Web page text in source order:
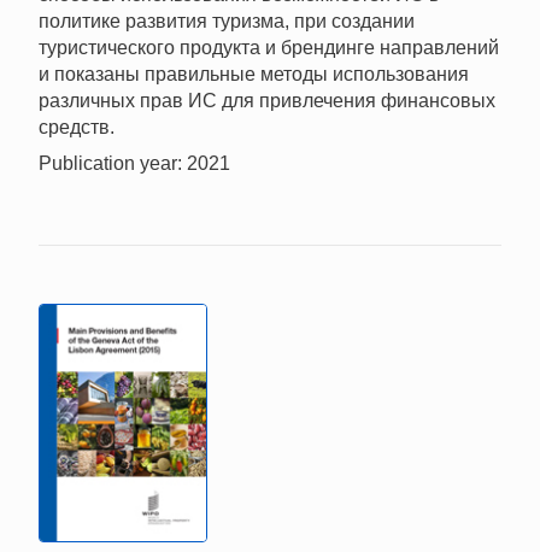
политике развития туризма, при создании
туристического продукта и брендинге направлений
и показаны правильные методы использования
различных прав ИС для привлечения финансовых
средств.
Publication year: 2021